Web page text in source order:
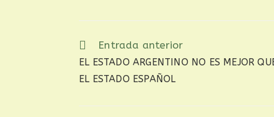
Entrada anterior
EL ESTADO ARGENTINO NO ES MEJOR
EL ESTADO ESPAÑOL